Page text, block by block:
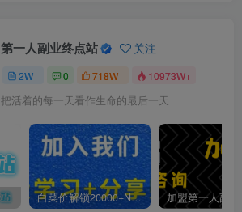
第一人副业终点站 关注
2W+ 0 718W+ 10973W+
把活着的每一天看作生命的最后一天
你还在到处找项目？还在当韭菜？我靠卖项目一个月收入5万+，曾经我也是个失败者。 白菜价解锁20000+N个赚钱机会，加入第一人副业终点站会员，全站资源免费学习。